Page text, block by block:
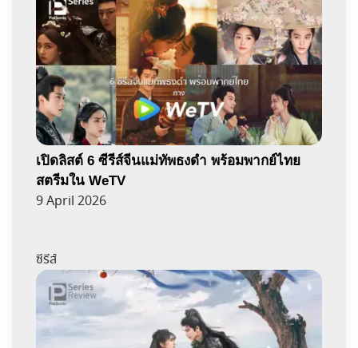
เปิดลิสต์ 6 ซีรีส์จีนแม่ทัพธงดำ พร้อมพากย์ไทย
สตรีมใน WeTV
9 April 2026
ซีรีส์